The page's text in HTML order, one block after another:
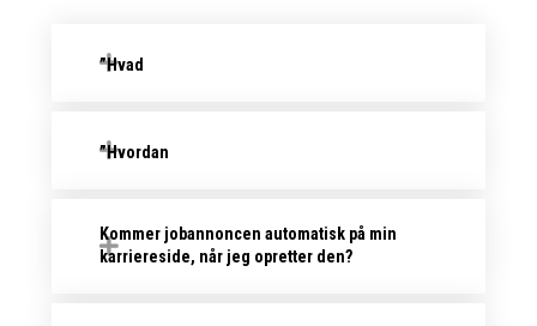
”Hvad
”Hvordan
Kommer jobannoncen automatisk på min
karriereside, når jeg opretter den?